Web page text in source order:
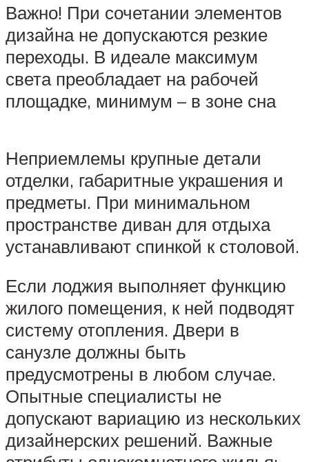
Важно! При сочетании элементов
дизайна не допускаются резкие
переходы. В идеале максимум
света преобладает на рабочей
площадке, минимум – в зоне сна
Неприемлемы крупные детали
отделки, габаритные украшения и
предметы. При минимальном
пространстве диван для отдыха
устанавливают спинкой к столовой.
Если лоджия выполняет функцию
жилого помещения, к ней подводят
систему отопления. Двери в
санузле должны быть
предусмотрены в любом случае.
Опытные специалисты не
допускают вариацию из нескольких
дизайнерских решений. Важные